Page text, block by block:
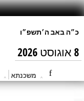
8 אוגוסט 2026
משכנתא